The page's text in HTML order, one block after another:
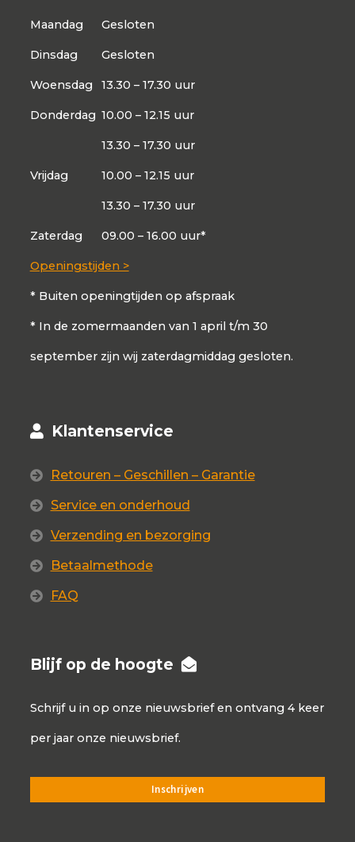
Maandag Gesloten
Dinsdag Gesloten
Woensdag 13.30 – 17.30 uur
Donderdag 10.00 – 12.15 uur
13.30 – 17.30 uur
Vrijdag 10.00 – 12.15 uur
13.30 – 17.30 uur
Zaterdag 09.00 – 16.00 uur*
Openingstijden >
* Buiten openingtijden op afspraak
* In de zomermaanden van 1 april t/m 30
september zijn wij zaterdagmiddag gesloten.
Klantenservice
Retouren – Geschillen – Garantie
Service en onderhoud
Verzending en bezorging
Betaalmethode
FAQ
Blijf op de hoogte
Schrijf u in op onze nieuwsbrief en ontvang 4 keer
per jaar onze nieuwsbrief.